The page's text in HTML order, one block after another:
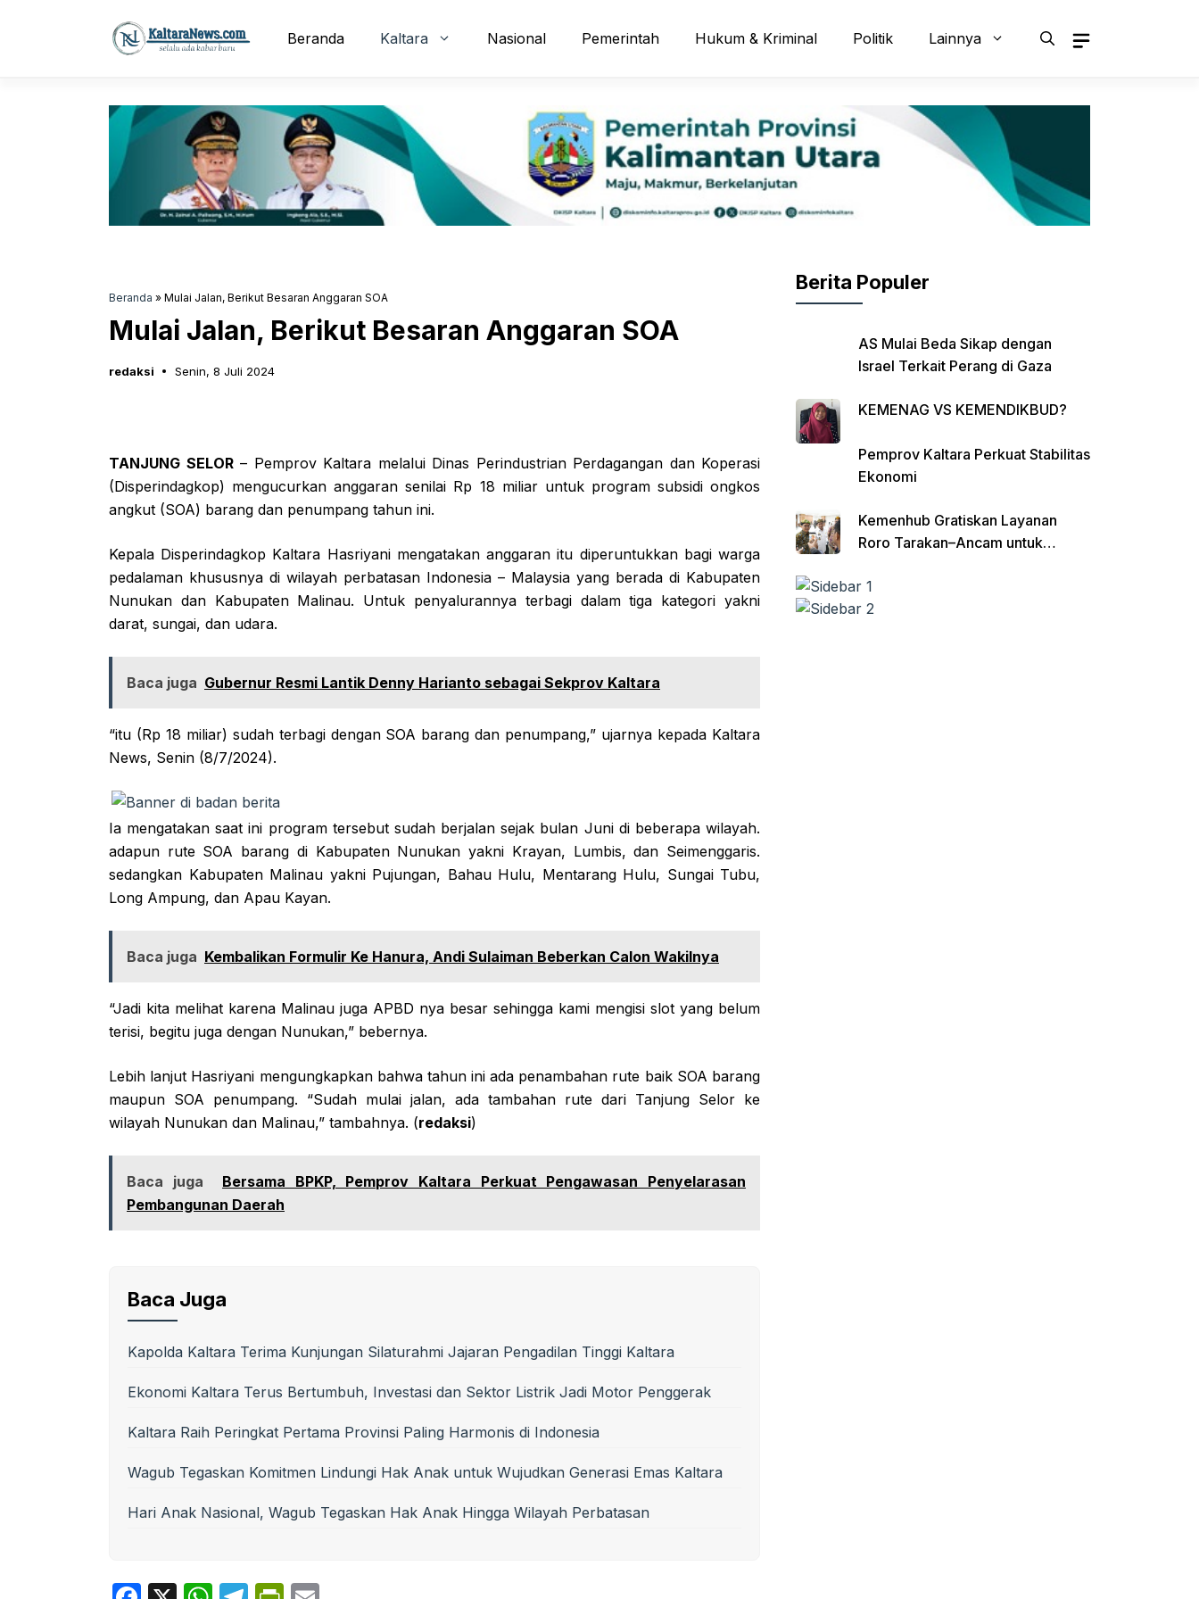
Beranda Kaltara Nasional Pemerintah Hukum & Kriminal Politik Lainnya
Beranda » Mulai Jalan, Berikut Besaran Anggaran SOA
Mulai Jalan, Berikut Besaran Anggaran SOA
redaksi Senin, 8 Juli 2024
TANJUNG SELOR– Pemprov Kaltara melalui Dinas Perindustrian Perdagangan dan Koperasi
(Disperindagkop) mengucurkan anggaran senilai Rp 18 miliar untuk program subsidi ongkos
angkut (SOA) barang dan penumpang tahun ini.
Kepala Disperindagkop Kaltara Hasriyani mengatakan anggaran itu diperuntukkan bagi warga
pedalaman khususnya di wilayah perbatasan Indonesia – Malaysia yang berada di Kabupaten
Nunukan dan Kabupaten Malinau. Untuk penyalurannya terbagi dalam tiga kategori yakni
darat, sungai, dan udara.
Baca juga Gubernur Resmi Lantik Denny Harianto sebagai Sekprov Kaltara
“itu (Rp 18 miliar) sudah terbagi dengan SOA barang dan penumpang,” ujarnya kepada Kaltara
News, Senin (8/7/2024).
Ia mengatakan saat ini program tersebut sudah berjalan sejak bulan Juni di beberapa wilayah.
adapun rute SOA barang di Kabupaten Nunukan yakni Krayan, Lumbis, dan Seimenggaris.
sedangkan Kabupaten Malinau yakni Pujungan, Bahau Hulu, Mentarang Hulu, Sungai Tubu,
Long Ampung, dan Apau Kayan.
Baca juga Kembalikan Formulir Ke Hanura, Andi Sulaiman Beberkan Calon Wakilnya
“Jadi kita melihat karena Malinau juga APBD nya besar sehingga kami mengisi slot yang belum
terisi, begitu juga dengan Nunukan,” bebernya.
Lebih lanjut Hasriyani mengungkapkan bahwa tahun ini ada penambahan rute baik SOA barang
maupun SOA penumpang. “Sudah mulai jalan, ada tambahan rute dari Tanjung Selor ke
wilayah Nunukan dan Malinau,” tambahnya. (redaksi)
Baca juga
Bersama BPKP, Pemprov Kaltara Perkuat Pengawasan Penyelarasan
Pembangunan Daerah
Baca Juga
Kapolda Kaltara Terima Kunjungan Silaturahmi Jajaran Pengadilan Tinggi Kaltara
Ekonomi Kaltara Terus Bertumbuh, Investasi dan Sektor Listrik Jadi Motor Penggerak
Kaltara Raih Peringkat Pertama Provinsi Paling Harmonis di Indonesia
Wagub Tegaskan Komitmen Lindungi Hak Anak untuk Wujudkan Generasi Emas Kaltara
Hari Anak Nasional, Wagub Tegaskan Hak Anak Hingga Wilayah Perbatasan
Berita Populer
AS Mulai Beda Sikap dengan
Israel Terkait Perang di Gaza
KEMENAG VS KEMENDIKBUD?
Pemprov Kaltara Perkuat Stabilitas
Ekonomi
Kemenhub Gratiskan Layanan
Roro Tarakan–Ancam untuk